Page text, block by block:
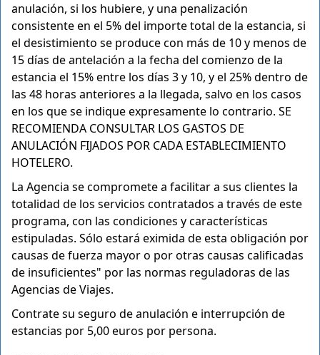
anulación, si los hubiere, y una penalización
consistente en el 5% del importe total de la estancia, si
el desistimiento se produce con más de 10 y menos de
15 días de antelación a la fecha del comienzo de la
estancia el 15% entre los días 3 y 10, y el 25% dentro de
las 48 horas anteriores a la llegada, salvo en los casos
en los que se indique expresamente lo contrario. SE
RECOMIENDA CONSULTAR LOS GASTOS DE
ANULACIÓN FIJADOS POR CADA ESTABLECIMIENTO
HOTELERO.
La Agencia se compromete a facilitar a sus clientes la
totalidad de los servicios contratados a través de este
programa, con las condiciones y características
estipuladas. Sólo estará eximida de esta obligación por
causas de fuerza mayor o por otras causas calificadas
de insuficientes" por las normas reguladoras de las
Agencias de Viajes.
Contrate su seguro de anulación e interrupción de
estancias por 5,00 euros por persona.